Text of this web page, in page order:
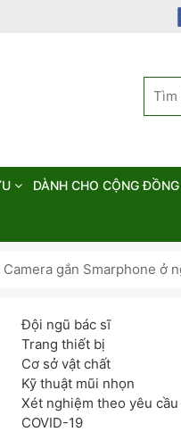
DÀNH CHO CỘNG ĐỒNG
gắn Smarphone ở
Đội ngũ bác sĩ
Trang thiết bị
Cơ sở vật chất
Kỹ thuật mũi nhọn
Xét nghiệm theo yêu
COVID-19